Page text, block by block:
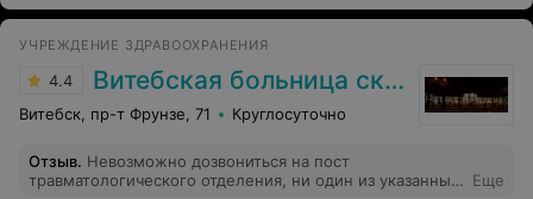
УЧРЕЖДЕНИЕ ЗДРАВООХРАНЕНИЯ
4.4 Витебская больница скорой помощи
Витебск, пр-т Фрунзе, 71 Круглосуточно
Отзыв. Невозможно дозвониться на пост
травматологического отделения, ни один из указанных
Еще